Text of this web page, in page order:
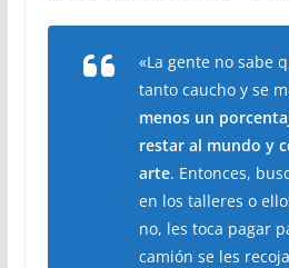
«La gente no sabe
tanto caucho y se
menos un
restar al mundo y
arte. Entonces,
en los talleres o
no, les toca pagar
camión se les